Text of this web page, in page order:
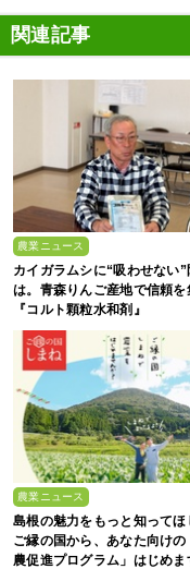
関連記事
農業ニュース
カイガラムシに“吸わせない”
は。青森りんご産地で信頼を
『コルト顆粒水和剤』
農業ニュース
島根の魅力をもっと知って
ご縁の国から、あなた向けの
農促進プログラム」はじめま